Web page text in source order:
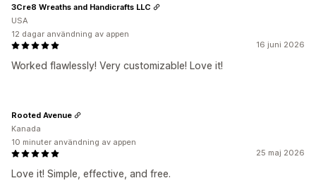
16 juni 2026
Worked flawlessly! Very customizable! Love it!
3Cre8 Wreaths and Handicrafts LLC
USA
12 dagar användning av appen
25 maj 2026
Love it! Simple, effective, and free.
Rooted Avenue
Kanada
10 minuter användning av appen